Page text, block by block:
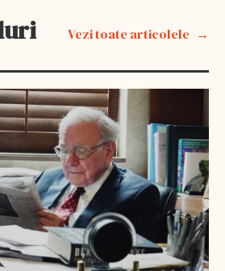
Vezi toate articolele